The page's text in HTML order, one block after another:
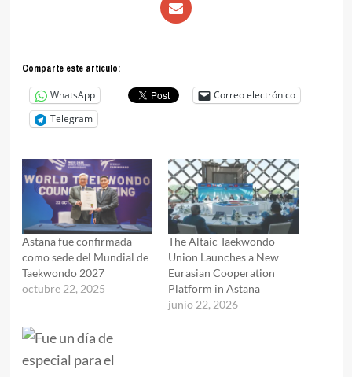
Comparte este articulo:
WhatsApp
Correo electrónico
Telegram
Astana fue confirmada
como sede del Mundial de
Taekwondo 2027
octubre 22, 2025
The Altaic Taekwondo
Union Launches a New
Eurasian Cooperation
Platform in Astana
junio 22, 2026